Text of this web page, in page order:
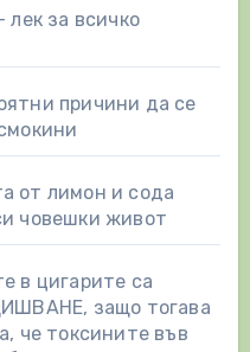
лек за всичко
причини да се
от лимон и сода
човешки живот
в цигарите са
защо тогава
че токсините във